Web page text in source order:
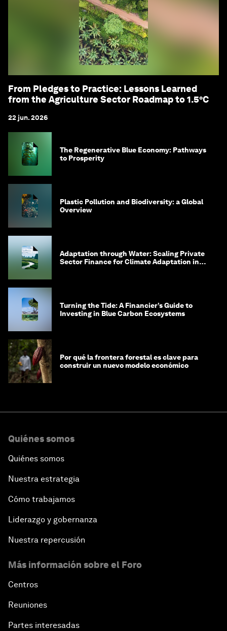
From Pledges to Practice: Lessons Learned
from the Agriculture Sector Roadmap to 1.5°C
22 jun. 2026
The Regenerative Blue Economy: Pathways
to Prosperity
Plastic Pollution and Biodiversity: a Global
Overview
Adaptation through Water: Scaling Private
Sector Finance for Climate Adaptation in
Turning the Tide: A Financier’s Guide to
Investing in Blue Carbon Ecosystems
Por qué la frontera forestal es clave para
construir un nuevo modelo económico
Quiénes somos
Quiénes somos
Nuestra estrategia
Cómo trabajamos
Liderazgo y gobernanza
Nuestra repercusión
Más información sobre el Foro
Centros
Reuniones
Partes interesadas